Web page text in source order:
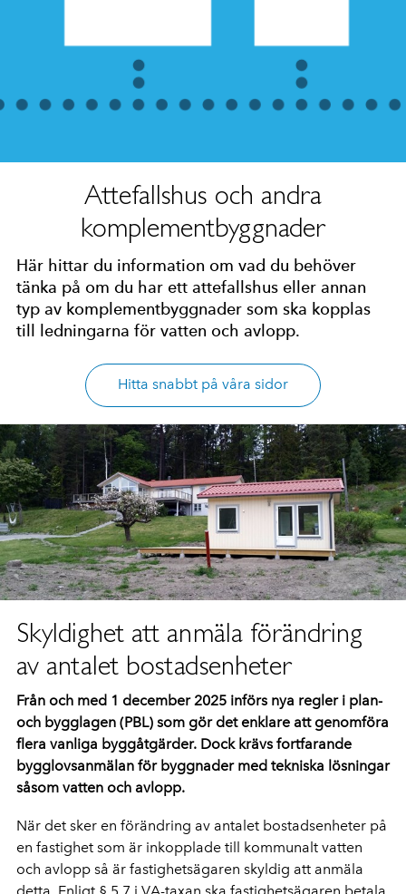
Attefallshus och andra
komplementbyggnader
Här hittar du information om vad du behöver
tänka på om du har ett attefallshus eller annan
typ av komplementbyggnader som ska kopplas
till ledningarna för vatten och avlopp.
Hitta snabbt på våra sidor
Skyldighet att anmäla förändring
av antalet bostadsenheter
Från och med 1 december 2025 införs nya regler i plan-
och bygglagen (PBL) som gör det enklare att genomföra
flera vanliga byggåtgärder. Dock krävs fortfarande
bygglovsanmälan för byggnader med tekniska lösningar
såsom vatten och avlopp.
När det sker en förändring av antalet bostadsenheter på
en fastighet som är inkopplade till kommunalt vatten
och avlopp så är fastighetsägaren skyldig att anmäla